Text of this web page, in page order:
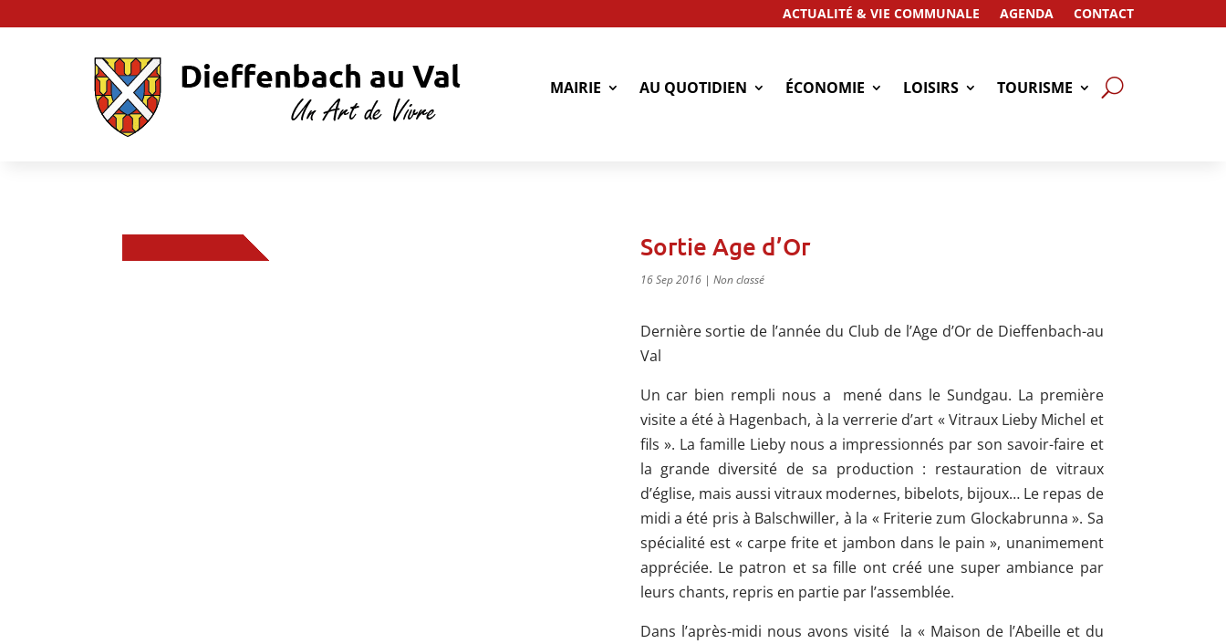
ACTUALITÉ & VIE COMMUNALE AGENDA CONTACT
MAIRIE AU QUOTIDIEN ÉCONOMIE LOISIRS TOURISME
Sortie Age d’Or
16 Sep 2016| Non classé
Dernière sortie de l’année du Club de l’Age d’Or de Dieffenbach-au
Val
Un car bien rempli nous a mené dans le Sundgau. La première
visite a été à Hagenbach, à la verrerie d’art « Vitraux Lieby Michel et
fils ». La famille Lieby nous a impressionnés par son savoir-faire et
la grande diversité de sa production : restauration de vitraux
d’église, mais aussi vitraux modernes, bibelots, bijoux… Le repas de
midi a été pris à Balschwiller, à la « Friterie zum Glockabrunna ». Sa
spécialité est « carpe frite et jambon dans le pain », unanimement
appréciée. Le patron et sa fille ont créé une super ambiance par
leurs chants, repris en partie par l’assemblée.
Dans l’après-midi nous avons visité la « Maison de l’Abeille et du